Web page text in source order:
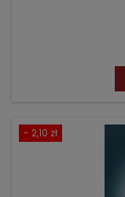
- 2,10 zł